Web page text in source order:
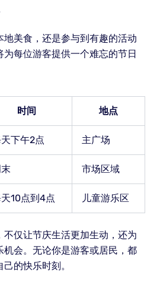
美食，还是参与到有趣的活动
每位游客提供一个难忘的节日
时间 地点
下午2点 主广场
市场区域
10点到4点 儿童游乐区
仅让节庆生活更加生动，还为
机会。无论你是游客或居民，都
的快乐时刻。